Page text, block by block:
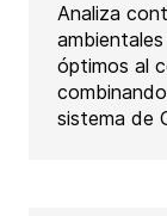
Analiza
óptimos al
sistema de